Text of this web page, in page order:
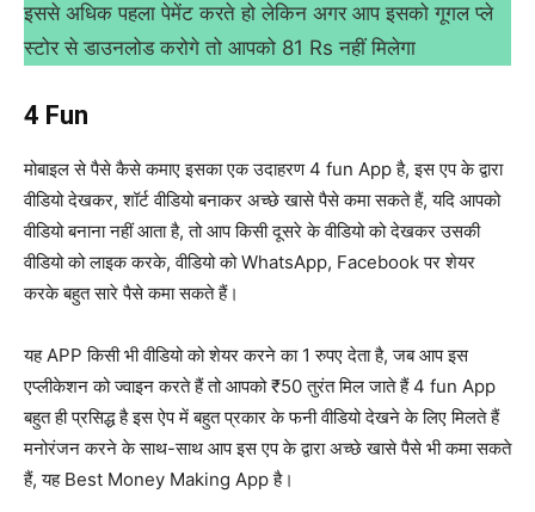
इससे अधिक पहला पेमेंट करते हो लेकिन अगर आप इसको गूगल प्ले
स्टोर से डाउनलोड करोगे तो आपको 81 Rs नहीं मिलेगा
4 Fun
मोबाइल से पैसे कैसे कमाए इसका एक उदाहरण 4 fun App है, इस एप के द्वारा
वीडियो देखकर, शॉर्ट वीडियो बनाकर अच्छे खासे पैसे कमा सकते हैं, यदि आपको
वीडियो बनाना नहीं आता है, तो आप किसी दूसरे के वीडियो को देखकर उसकी
वीडियो को लाइक करके, वीडियो को WhatsApp, Facebook पर शेयर
करके बहुत सारे पैसे कमा सकते हैं।
यह APP किसी भी वीडियो को शेयर करने का 1 रुपए देता है, जब आप इस
एप्लीकेशन को ज्वाइन करते हैं तो आपको ₹50 तुरंत मिल जाते हैं 4 fun App
बहुत ही प्रसिद्ध है इस ऐप में बहुत प्रकार के फनी वीडियो देखने के लिए मिलते हैं
मनोरंजन करने के साथ-साथ आप इस एप के द्वारा अच्छे खासे पैसे भी कमा सकते
हैं, यह Best Money Making App है।